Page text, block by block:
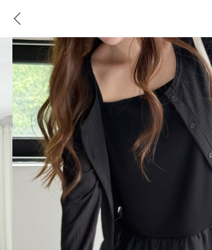
로그인
콘텐츠 리뷰 & 혜택 플러스핏
CATEGORY
도착보장⚡
인플루언서 pick!
아우터